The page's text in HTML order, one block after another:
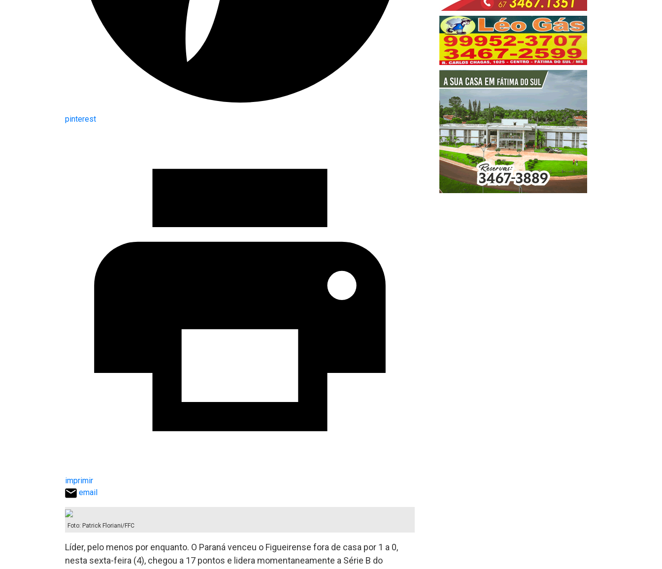
pinterest
imprimir
email
Foto: Patrick Floriani/FFC
Líder, pelo menos por enquanto. O Paraná venceu o Figueirense fora de casa por 1 a 0,
nesta sexta-feira (4), chegou a 17 pontos e lidera momentaneamente a Série B do